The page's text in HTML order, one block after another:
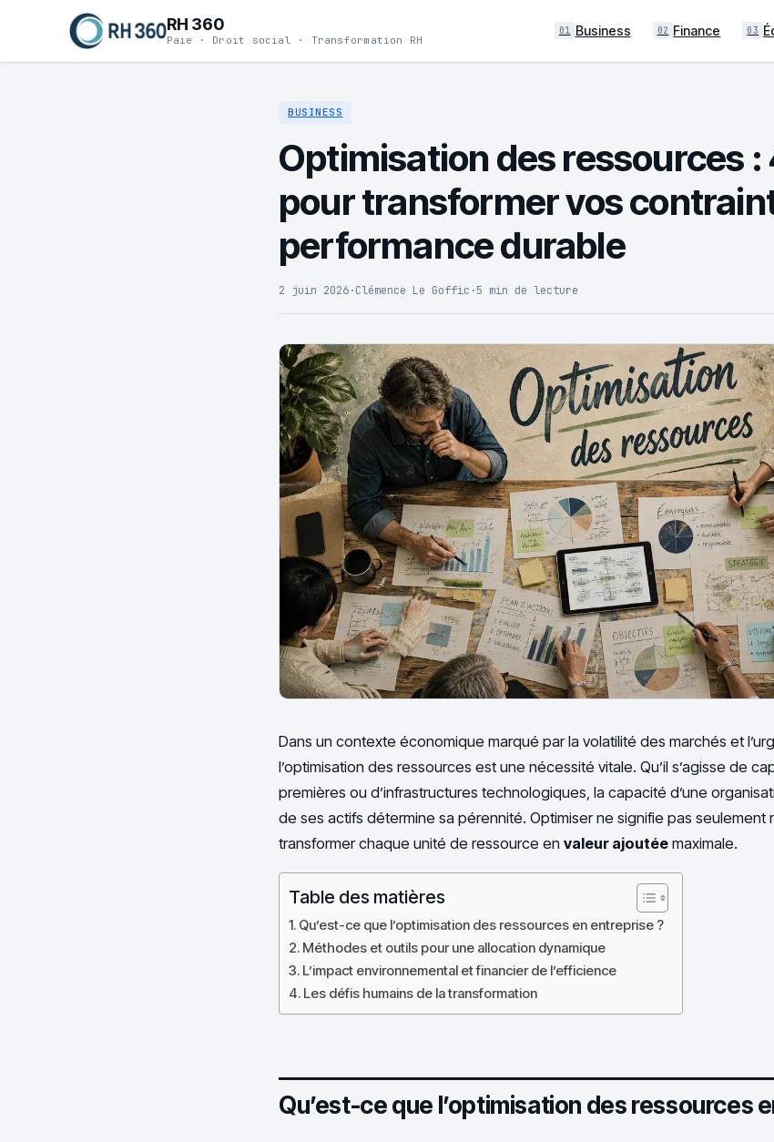
RH 360
Paie · Droit social · Transformation RH
01 Business 02 Finance 03
BUSINESS
Optimisation des ressources :
pour transformer vos
performance durable
2 juin 2026·Clémence Le Goffic ·5 min de lecture
Dans un contexte économique marqué par la volatilité des marchés et
l’optimisation des ressources est une nécessité vitale. Qu’il s’agisse de
premières ou d’infrastructures technologiques, la capacité d’une
de ses actifs détermine sa pérennité. Optimiser ne signifie pas seulement
transformer chaque unité de ressource en valeur ajoutée maximale.
Table des matières
Qu’est-ce que l’optimisation des ressources en entreprise ?
Méthodes et outils pour une allocation dynamique
L’impact environnemental et financier de l’efficience
Les défis humains de la transformation
Qu’est-ce que l’optimisation des ressources